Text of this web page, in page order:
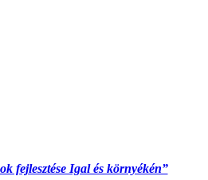
fejlesztése Igal és környékén”